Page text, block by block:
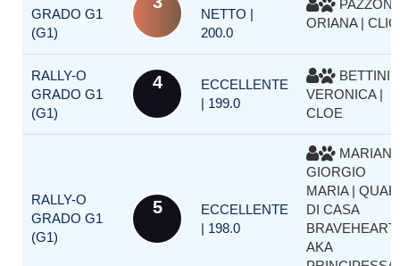
GRADO G1
(G1)
NETTO |
200.0
PAZZONA
ORIANA | CLIO
RALLY-O
GRADO G1
(G1)
4
ECCELLENTE
| 199.0
BETTINI
VERONICA |
CLOE
RALLY-O
GRADO G1
(G1)
5
ECCELLENTE
| 198.0
MARIANI
GIORGIO
MARIA |
DI CASA
BRAVEHEART
AKA